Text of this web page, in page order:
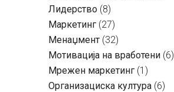
Лидерство (8)
Маркетинг (27)
Менаџмент (32)
Мотивација на вработени (6)
Мрежен маркетинг (1)
Организациска култура (6)